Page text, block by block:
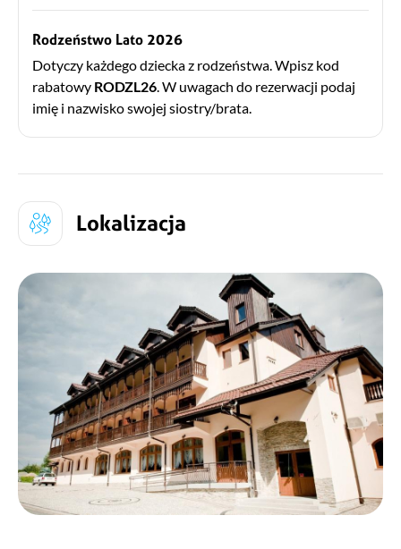
Rodzeństwo Lato 2026
Dotyczy każdego dziecka z rodzeństwa. Wpisz kod
rabatowy RODZL26 . W uwagach do rezerwacji podaj
imię i nazwisko swojej siostry/brata.
Lokalizacja